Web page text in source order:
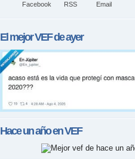
Facebook RSS Email
El mejorVEFde ayer
Hace un año enVEF